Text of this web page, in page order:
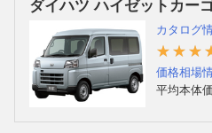
ダイハツ ハイゼットカー
カタログ
価格相場
平均本体